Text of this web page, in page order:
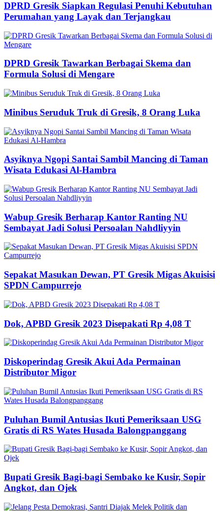
DPRD Gresik Siapkan Regulasi Penuhi Kebutuhan
Perumahan yang Layak dan Terjangkau
DPRD Gresik Tawarkan Berbagai Skema dan
Formula Solusi di Mengare
Minibus Seruduk Truk di Gresik, 8 Orang Luka
Asyiknya Ngopi Santai Sambil Mancing di Taman
Wisata Edukasi Al-Hambra
Wabup Gresik Berharap Kantor Ranting NU
Sembayat Jadi Solusi Persoalan Nahdliyyin
Sepakat Masukan Dewan, PT Gresik Migas Akuisisi
SPDN Campurrejo
Dok, APBD Gresik 2023 Disepakati Rp 4,08 T
Diskoperindag Gresik Akui Ada Permainan
Distributor Migor
Puluhan Bumil Antusias Ikuti Pemeriksaan USG
Gratis di RS Wates Husada Balongpanggang
Bupati Gresik Bagi-bagi Sembako ke Kusir, Sopir
Angkot, dan Ojek